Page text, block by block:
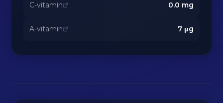
C-vitamin 0.0 mg
A-vitamin 7μg